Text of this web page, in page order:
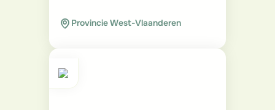
Provincie West-Vlaanderen